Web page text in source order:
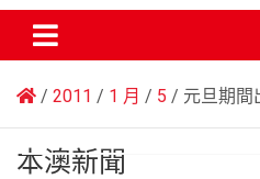
2011 1 月 5 元旦期間
本澳新聞